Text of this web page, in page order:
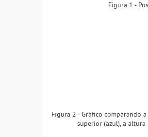
Figura 1 -
Figura 2 - Gráfico comparando
superior (azul), a